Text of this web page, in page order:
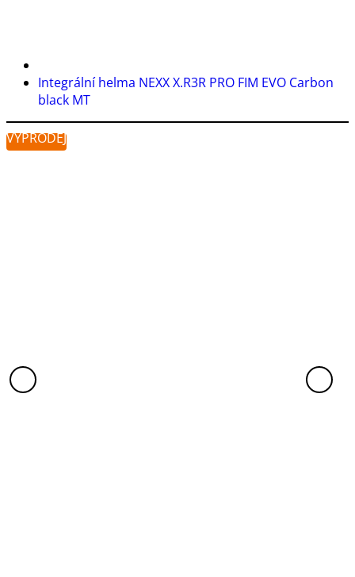
Integrální helma NEXX X.R3R PRO FIM EVO Carbon
black MT
VÝPRODEJ